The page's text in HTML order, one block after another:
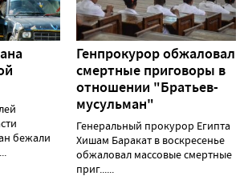
бежали
Генпрокурор обжаловал
смертные приговоры в
отношении "Братьев-
мусульман"
Генеральный прокурор Египта
Хишам Баракат в воскресенье
обжаловал массовые смертные
приг......